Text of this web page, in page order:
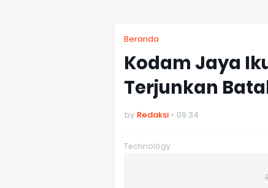
Beranda
Kodam Jaya
Terjunkan
by Redaksi 09.34
Technology